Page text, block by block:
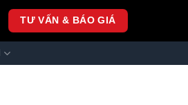
TƯ VẤN & BÁO GIÁ